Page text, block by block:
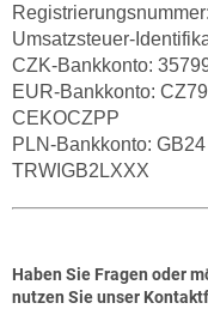
Umsatzsteuer-
CZK-Bankkonto:
EUR-Bankkonto:
CEKOCZPP
PLN-Bankkonto:
TRWIGB2LXXX
Haben Sie Fragen oder
nutzen Sie unser